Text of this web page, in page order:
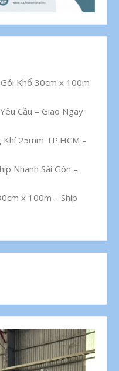
Khổ 30cm x 100m
Cầu – Giao Ngay
25mm TP.HCM –
Nhanh Sài Gòn –
x 100m – Ship